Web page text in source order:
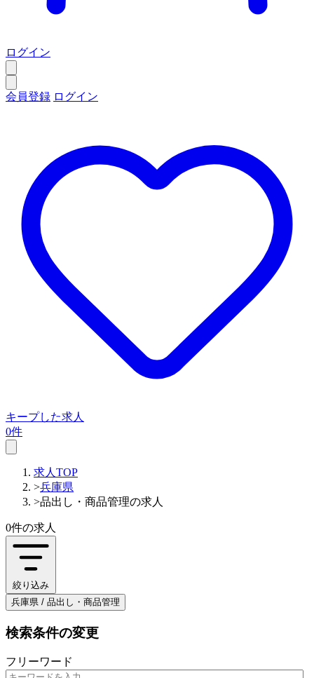
ログイン
会員登録 ログイン
キープした求人
0件
求人TOP
>兵庫県
>品出し・商品管理の求人
0件の求人
絞り込み
兵庫県 / 品出し・商品管理
検索条件の変更
フリーワード